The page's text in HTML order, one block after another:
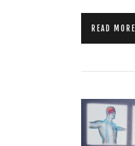
READ MORE